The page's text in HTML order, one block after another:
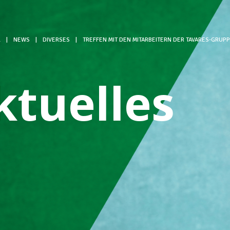
NEWS DIVERSES TREFFEN MIT DEN MITARBEITERN DER TAVARES-